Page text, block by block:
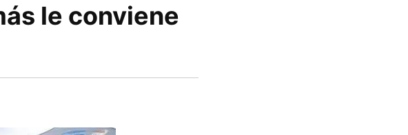
le conviene